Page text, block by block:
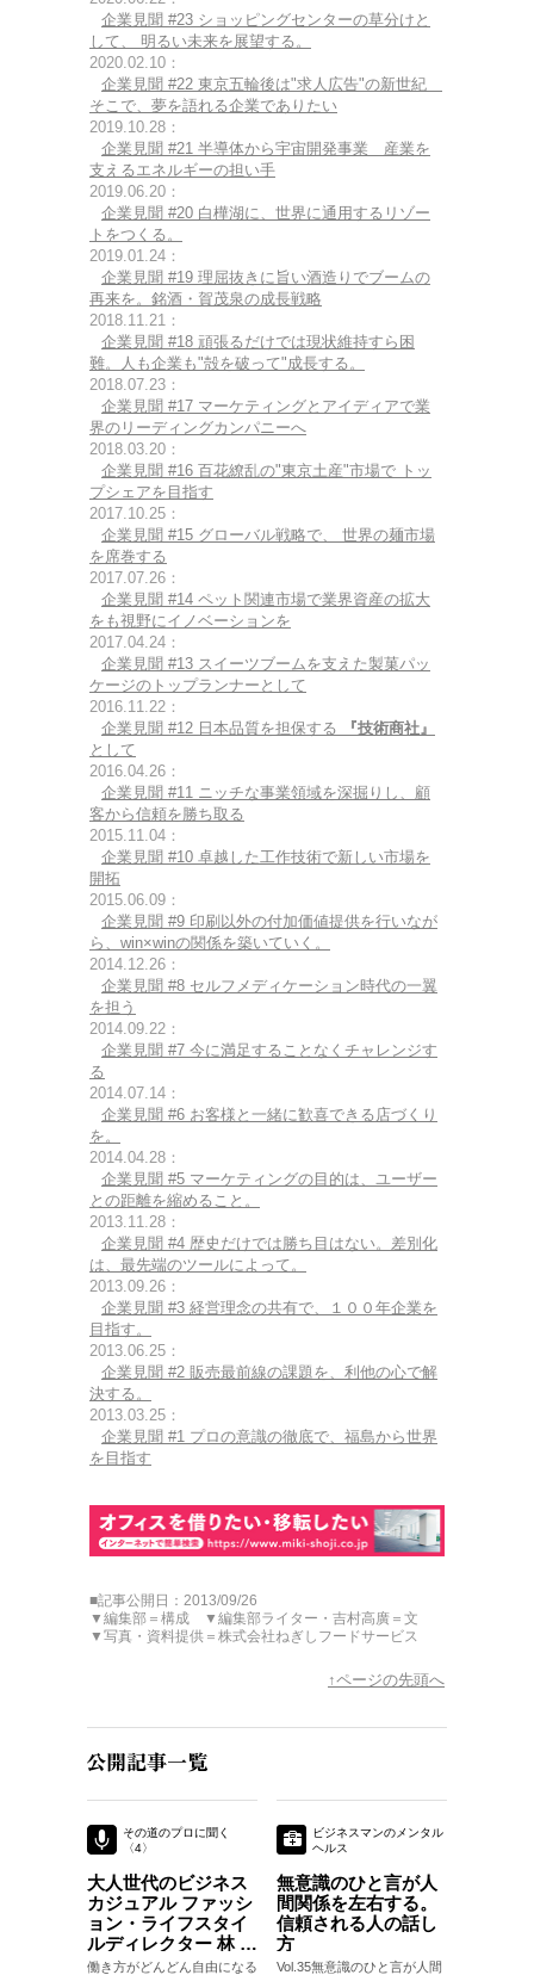
企業見聞 #23 ショッピングセンターの草分けと
して、 明るい未来を展望する。
2020.02.10：
企業見聞 #22 東京五輪後は"求人広告"の新世紀
そこで、夢を語れる企業でありたい
2019.10.28：
企業見聞 #21 半導体から宇宙開発事業 産業を
支えるエネルギーの担い手
2019.06.20：
企業見聞 #20 白樺湖に、世界に通用するリゾー
トをつくる。
2019.01.24：
企業見聞 #19 理屈抜きに旨い酒造りでブームの
再来を。銘酒・賀茂泉の成長戦略
2018.11.21：
企業見聞 #18 頑張るだけでは現状維持すら困
難。人も企業も"殻を破って"成長する。
2018.07.23：
企業見聞 #17 マーケティングとアイディアで業
界のリーディングカンパニーへ
2018.03.20：
企業見聞 #16 百花繚乱の"東京土産"市場で トッ
プシェアを目指す
2017.10.25：
企業見聞 #15 グローバル戦略で、 世界の麺市場
を席巻する
2017.07.26：
企業見聞 #14 ペット関連市場で業界資産の拡大
をも視野にイノベーションを
2017.04.24：
企業見聞 #13 スイーツブームを支えた製菓パッ
ケージのトップランナーとして
2016.11.22：
企業見聞 #12 日本品質を担保する
『技術商社』
として
2016.04.26：
企業見聞 #11 ニッチな事業領域を深掘りし、顧
客から信頼を勝ち取る
2015.11.04：
企業見聞 #10 卓越した工作技術で新しい市場を
開拓
2015.06.09：
企業見聞 #9 印刷以外の付加価値提供を行いなが
ら、win×winの関係を築いていく。
2014.12.26：
企業見聞 #8 セルフメディケーション時代の一翼
を担う
2014.09.22：
企業見聞 #7 今に満足することなくチャレンジす
る
2014.07.14：
企業見聞 #6 お客様と一緒に歓喜できる店づくり
を。
2014.04.28：
企業見聞 #5 マーケティングの目的は、ユーザー
との距離を縮めること。
2013.11.28：
企業見聞 #4 歴史だけでは勝ち目はない。差別化
は、最先端のツールによって。
2013.09.26：
企業見聞 #3 経営理念の共有で、１００年企業を
目指す。
2013.06.25：
企業見聞 #2 販売最前線の課題を、利他の心で解
決する。
2013.03.25：
企業見聞 #1 プロの意識の徹底で、福島から世界
を目指す
■記事公開日：2013/09/26
▼編集部＝構成 ▼編集部ライター・吉村高廣＝文
▼写真・資料提供＝株式会社ねぎしフードサービス
↑ページの先頭へ
その道のプロに聞く
〈4〉
大人世代のビジネス
カジュアル ファッシ
ョン・ライフスタイ
ルディレクター 林 ト
モヒコさん
働き方がどんどん自由になる
ビジネスマンのメンタル
ヘルス
無意識のひと言が人
間関係を左右する。
信頼される人の話し
方
Vol.35無意識のひと言が人間